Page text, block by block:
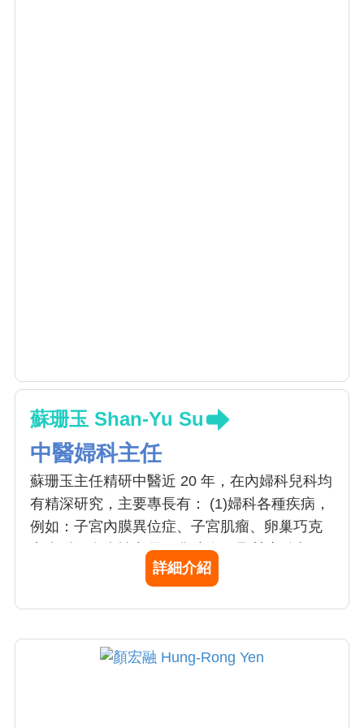
蘇珊玉 Shan-Yu Su
中醫婦科主任
蘇珊玉主任精研中醫近 20 年，在內婦科兒科均
有精深研究，主要專長有： (1)婦科各種疾病，
例如：子宮內膜異位症、子宮肌瘤、卵巢巧克
力囊腫、多囊性卵巢、盆腔炎、骨質疏鬆症、
經痛、經前緊張症候群、更年期綜合症、貧
療的副作用緩解，癌症體質的免疫力增強。 (3)
免疫疾病：過敏性疾病、自體免疫疾病、改善
詳細介紹